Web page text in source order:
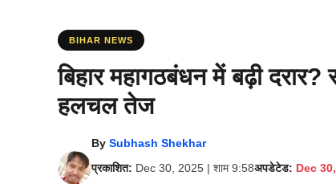
BIHAR NEWS
बिहार महागठबंधन में बढ़ी
हलचल तेज
By Subhash Shekhar
प्रकाशित: Dec 30, 2025 | शाम 9:58अपडेटेड: Dec